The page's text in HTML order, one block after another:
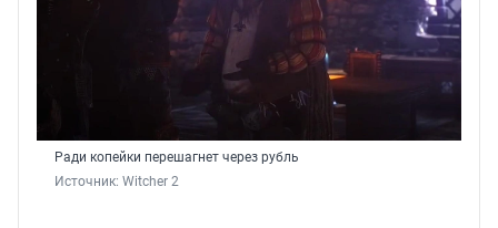
Ради копейки перешагнет через рубль
Источник: Witcher 2